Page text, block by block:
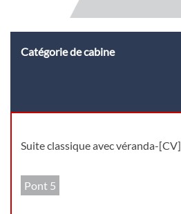
Catégorie de cabine
Suite classique avec véranda-[CV]
Pont 5